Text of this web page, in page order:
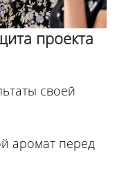
проекта
своей
аромат перед